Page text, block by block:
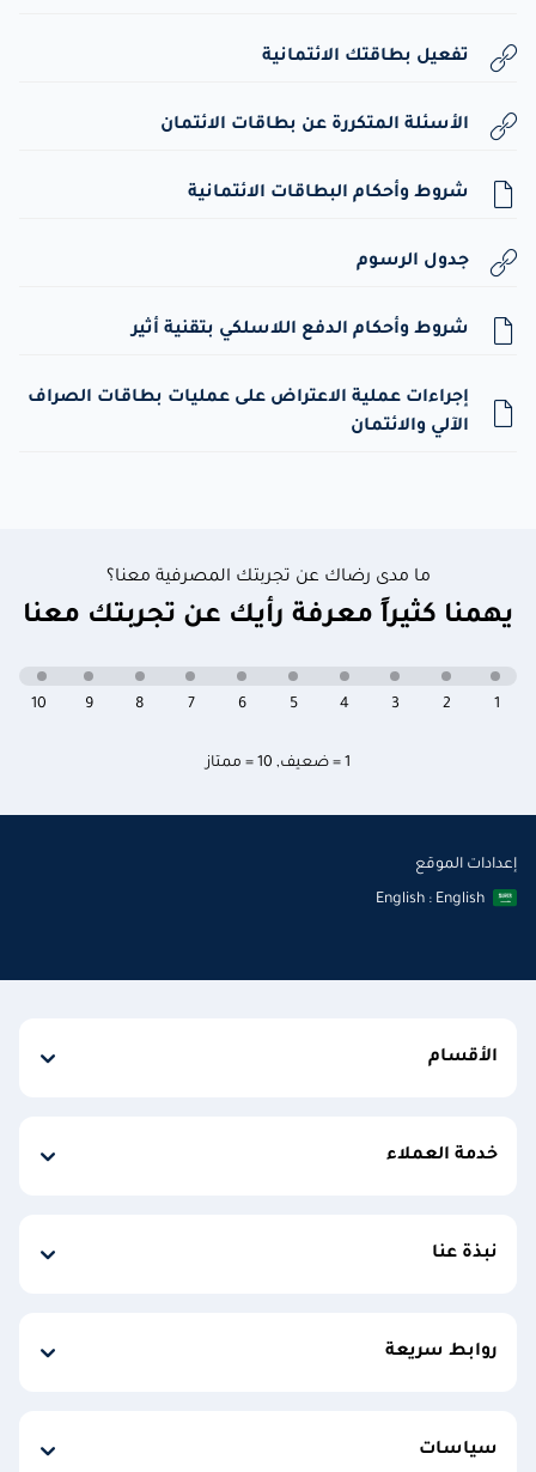
تفعيل بطاقتك الائتمانية
الأسئلة المتكررة عن بطاقات الائتمان
شروط وأحكام البطاقات الائتمانية
جدول الرسوم
شروط وأحكام الدفع اللاسلكي بتقنية أثير
إجراءات عملية الاعتراض على عمليات بطاقات الصراف
الآلي والائتمان
ما مدى رضاك عن تجربتك المصرفية معنا؟
يهمنا كثيراً معرفة رأيك عن تجربتك معنا
1 = ضعيف , 10 = ممتاز
10 9 8 7 6 5 4 3 2 1
إعدادات الموقع
English : English
الأقسام
خدمة العملاء
نبذة عنا
روابط سريعة
سياسات